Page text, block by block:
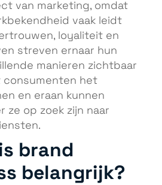
van marketing, omdat
vaak leidt
loyaliteit en
streven ernaar hun
manieren zichtbaar
consumenten het
en eraan kunnen
ze op zoek zijn naar
brand
belangrijk?